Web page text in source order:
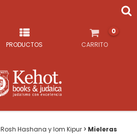
PRODUCTOS CARRITO
0
Rosh Hashana y Iom Kipur > Mieleras